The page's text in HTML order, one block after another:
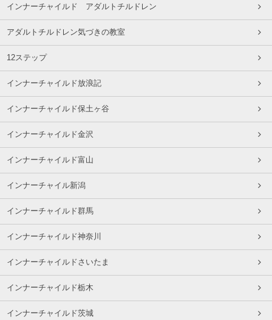
インナーチャイルド アダルトチルドレン
アダルトチルドレン気づきの教室
12ステップ
インナーチャイルド放浪記
インナーチャイルド保土ヶ谷
インナーチャイルド金沢
インナーチャイルド富山
インナーチャイル新潟
インナーチャイルド群馬
インナーチャイルド神奈川
インナーチャイルドさいたま
インナーチャイルド栃木
インナーチャイルド茨城